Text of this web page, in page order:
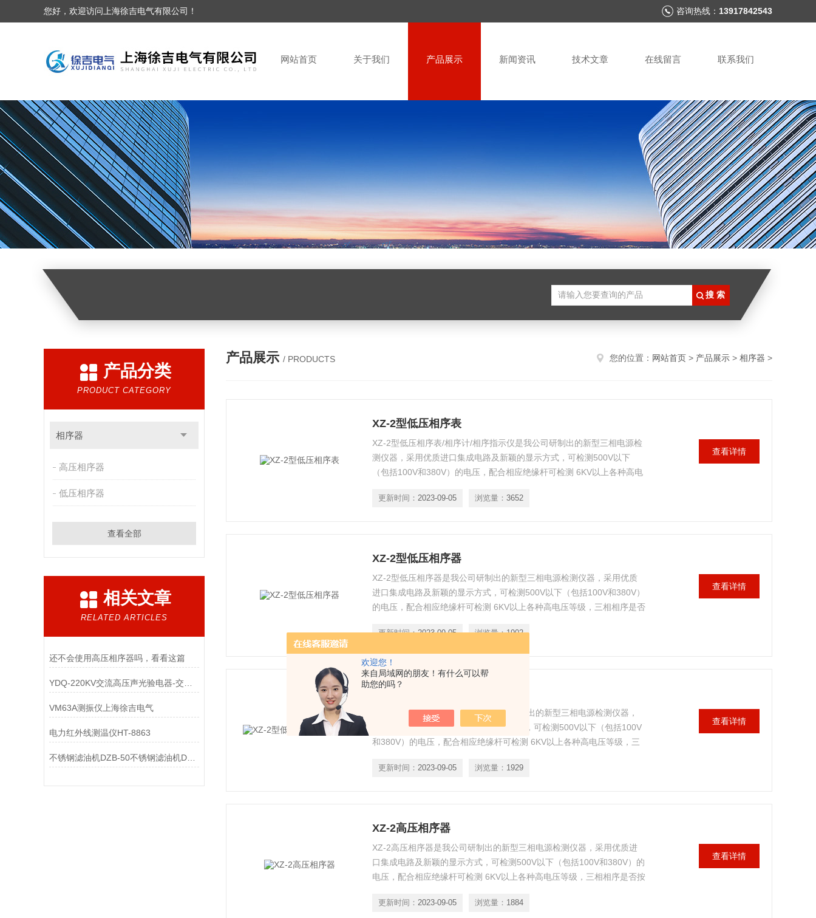
欢迎您！
来自局域网的朋友！有什么可以帮
助您的吗？
您好，欢迎访问上海徐吉电气有限公司！ 咨询热线： 13917842543
网站首页 关于我们 产品展示 新闻资讯 技术文章 在线留言 联系我们
产品分类
PRODUCT CATEGORY
相序器
高压相序器
低压相序器
查看全部
相关文章
RELATED ARTICLES
还不会使用高压相序器吗，看看这篇
VM63A测振仪上海徐吉电气
电力红外线测温仪HT-8863
不锈钢滤油机DZB-50不锈钢滤油机DZB-75不锈钢滤油机
产品展示 / PRODUCTS 您的位置： 网站首页 > 产品展示 > 相序器 >
XZ-2型低压相序表
XZ-2型低压相序表/相序计/相序指示仪是我公司研制出的新型三相电源检
测仪器，采用优质进口集成电路及新颖的显示方式，可检测500V以下
（包括100V和380V）的电压，配合相应绝缘杆可检测 6KV以上各种高电
轻、使用简单、携带方便等特点。
更新时间： 2023-09-05 浏览量： 3652
查看详情
XZ-2型低压相序器
XZ-2型低压相序器是我公司研制出的新型三相电源检测仪器，采用优质
进口集成电路及新颖的显示方式，可检测500V以下（包括100V和380V）
的电压，配合相应绝缘杆可检测 6KV以上各种高电压等级，三相相序是否
更新时间：2023-09-05 浏览量：1902
查看详情
XZ-2型低压相序器上海徐吉是我公司研制出的新型三相电源检测仪器，
采用优质进口集成电路及新颖的显示方式，可检测500V以下（包括100V
和380V）的电压，配合相应绝缘杆可检测 6KV以上各种高电压等级，三
单、携带方便等特点。广泛应用于变电站、发电厂、工矿企业以及科研部
更新时间： 2023-09-05 浏览量： 1929
查看详情
XZ-2高压相序器
XZ-2高压相序器是我公司研制出的新型三相电源检测仪器，采用优质进
口集成电路及新颖的显示方式，可检测500V以下（包括100V和380V）的
电压，配合相应绝缘杆可检测 6KV以上各种高电压等级，三相相序是否按
点。广泛应用于变电站、发电厂、工矿企业以及科研部门、实验室、检测
更新时间： 2023-09-05 浏览量： 1884
查看详情